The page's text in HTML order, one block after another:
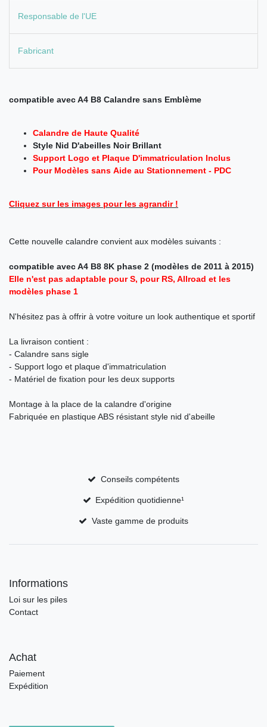
Responsable de l'UE
Fabricant
compatible avec A4 B8 Calandre sans Emblème
Calandre de Haute Qualité
Style Nid D'abeilles Noir Brillant
Support Logo et Plaque D'immatriculation Inclus
Pour Modèles sans Aide au Stationnement - PDC
Cliquez sur les images pour les agrandir !
Cette nouvelle calandre convient aux modèles suivants :
compatible avec A4 B8 8K phase 2 (modèles de 2011 à 2015)
Elle n'est pas adaptable pour S, pour RS, Allroad et les
modèles phase 1
N'hésitez pas à offrir à votre voiture un look authentique et sportif
La livraison contient :
- Calandre sans sigle
- Support logo et plaque d'immatriculation
- Matériel de fixation pour les deux supports
Montage à la place de la calandre d'origine
Fabriquée en plastique ABS résistant style nid d'abeille
Conseils compétents
Expédition quotidienne¹
Vaste gamme de produits
Informations
Loi sur les piles
Contact
Achat
Paiement
Expédition